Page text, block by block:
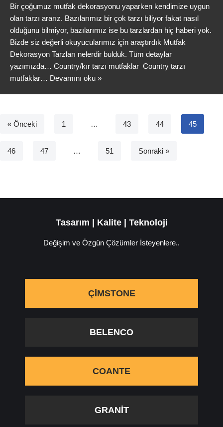
Bir çoğumuz mutfak dekorasyonu yaparken kendimize uygun
olan tarzı ararız. Bazılarımız bir çok tarzı biliyor fakat nasıl
olduğunu bilmiyor, bazılarımız ise bu tarzlardan hiç haberi yok.
Bizde siz değerli okuyucularımız için araştırdık Mutfak
Dekorasyon Tarzları nelerdir bulduk. Tüm detaylar
yazımızda… Country/kır tarzı mutfaklar Country tarzı
mutfaklar… Devamını oku »
« Önceki 1 … 43 44 45
46 47 … 51 Sonraki »
Tasarım | Kalite | Teknoloji
Değişim ve Özgün Çözümler İsteyenlere..
ÇIMSTONE
BELENCO
COANTE
GRANIT